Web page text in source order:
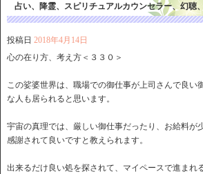
占い、降霊、スピリチュアルカウンセラー、幻聴
投稿日 2018年4月14日
心の在り方、考え方＜３３０＞
この娑婆世界は、職場での御仕事が上司さんで良い
な人も居られると思います。
宇宙の真理では、厳しい御仕事だったり、お給料が
感謝されて良いですと教えられます。
出来るだけ良い処を探されて、マイペースで進まれ